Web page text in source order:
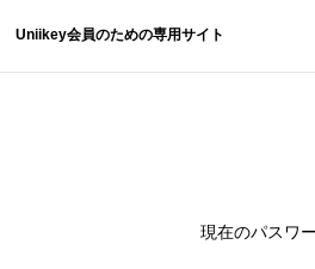
Uniikey会員のための専用サイト
現在のパスワ